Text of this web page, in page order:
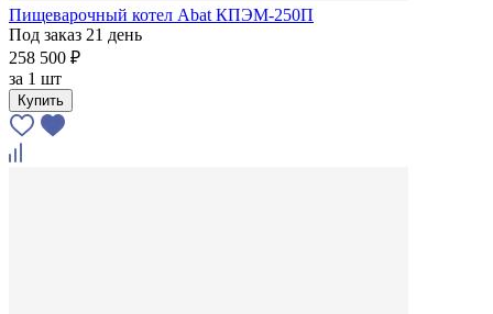
Пищеварочный котел Abat КПЭМ-250П
Под заказ 21 день
258 500 ₽
за 1 шт
Купить